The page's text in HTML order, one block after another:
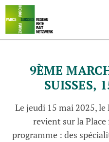
Naviguer
dans
réseau
Navigation
rapide
Vers le contenu principal
Vers la navigation mobile
Vers la recherche
Vers la zone des pieds
Vers le plan du site
9ÈME
SUISSES,
Le jeudi 15 mai 2025, le
revient sur la Place
programme : des